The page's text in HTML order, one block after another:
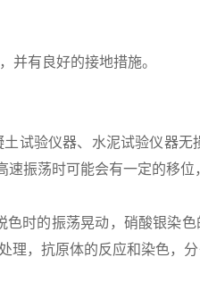
并有良好的接地措施。
试验仪器、水泥试验仪器无
振荡时可能会有一定的移位
时的振荡晃动，硝酸银染
理，抗原体的反应和染色，